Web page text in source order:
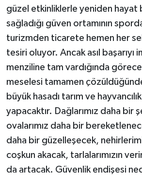
güzel etkinliklerle yeniden hayat
sağladığı güven ortamının
turizmden ticarete hemen her
tesiri oluyor. Ancak asıl başarıyı
menziline tam vardığında
meselesi tamamen
büyük hasadı tarım ve
yapacaktır. Dağlarımız daha bir
ovalarımız daha bir
daha bir güzelleşecek,
coşkun akacak, tarlalarımızın
da artacak. Güvenlik endişesi